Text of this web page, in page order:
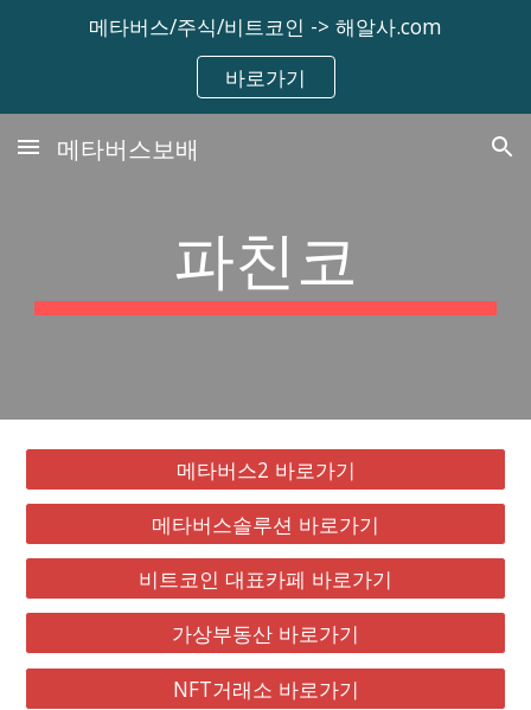
Skip to main content Skip to navigation
메타버스/주식/비트코인 -> 해알사.com
바로가기
메타버스보배
파친코
메타버스2 바로가기
메타버스솔루션 바로가기
비트코인 대표카페 바로가기
가상부동산 바로가기
NFT거래소 바로가기